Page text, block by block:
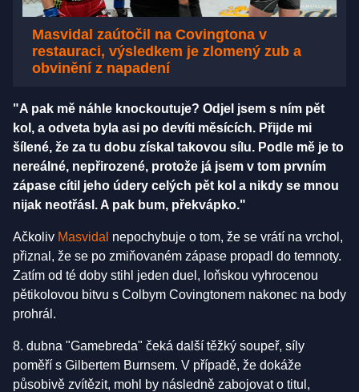
Masvidal zaútočil na Covingtona v
restauraci, výsledkem je zlomený zub a
obvinění z napadení
"A pak mě náhle knockoutuje? Odjel jsem s ním pět
kol, a odveta byla asi po devíti měsících. Přijde mi
šílené, že za tu dobu získal takovou sílu. Podle mě je to
nereálné, nepřirozené, protože já jsem v tom prvním
zápase cítil jeho údery celých pět kol a nikdy se mnou
nijak neotřásl. A pak bum, překvápko."
Ačkoliv Masvidal nepochybuje o tom, že se vrátí na vrchol,
přiznal, že se po zmiňovaném zápase propadl do temnoty.
Zatím od té doby stihl jeden duel, loňskou vyhrocenou
pětikolovou bitvu s Colbym Covingtonem nakonec na body
prohrál.
8. dubna "Gamebreda" čeká další těžký soupeř, síly
poměří s Gilbertem Burnsem. V případě, že dokáže
působivě zvítězit, mohl by následně zabojovat o titul,